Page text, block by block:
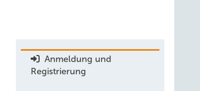
Anmeldung und
Registrierung